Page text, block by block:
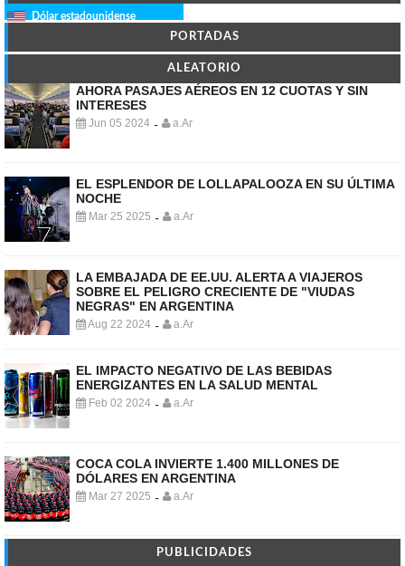
Dólar estadounidense
PORTADAS
ALEATORIO
AHORA PASAJES AÉREOS EN 12 CUOTAS Y SIN
INTERESES
Jun 05 2024 - a.Ar
EL ESPLENDOR DE LOLLAPALOOZA EN SU ÚLTIMA
NOCHE
Mar 25 2025 - a.Ar
LA EMBAJADA DE EE.UU. ALERTA A VIAJEROS
SOBRE EL PELIGRO CRECIENTE DE "VIUDAS
NEGRAS" EN ARGENTINA
Aug 22 2024 - a.Ar
EL IMPACTO NEGATIVO DE LAS BEBIDAS
ENERGIZANTES EN LA SALUD MENTAL
Feb 02 2024 - a.Ar
COCA COLA INVIERTE 1.400 MILLONES DE
DÓLARES EN ARGENTINA
Mar 27 2025 - a.Ar
PUBLICIDADES